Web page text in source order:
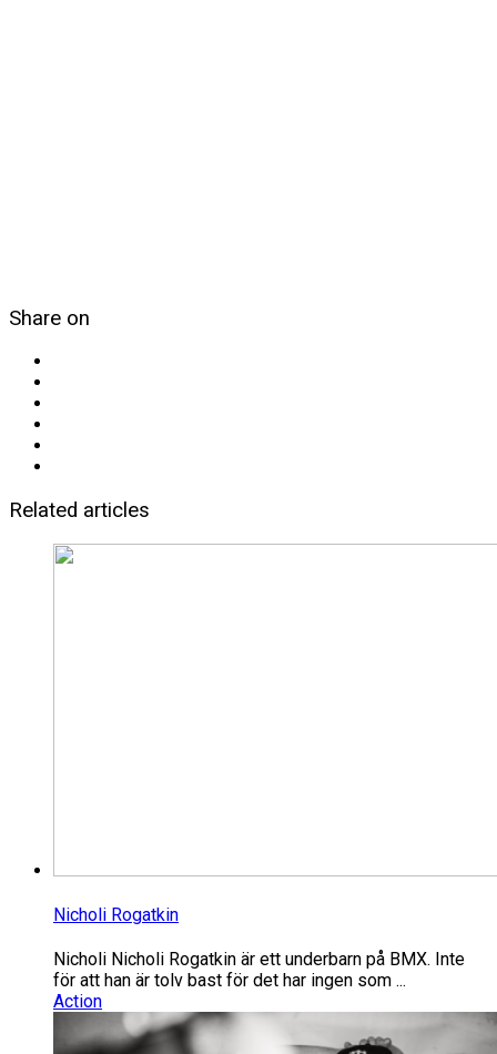
Share on
Related articles
Nicholi Rogatkin
Nicholi Nicholi Rogatkin är ett underbarn på BMX. Inte
för att han är tolv bast för det har ingen som ...
Action